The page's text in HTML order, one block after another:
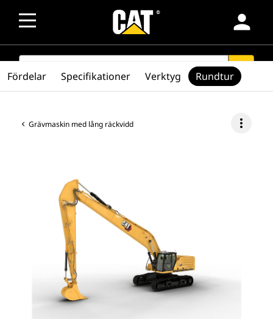
person
SEARCH search
Grävmaskin med lång räckvidd more_vert
Fördelar Specifikationer Verktyg Rundtur